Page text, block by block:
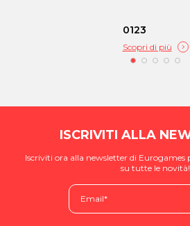
0123
Scopri di più
ISCRIVITI ALLA
Iscriviti ora alla newsletter di
su tutte le novità!